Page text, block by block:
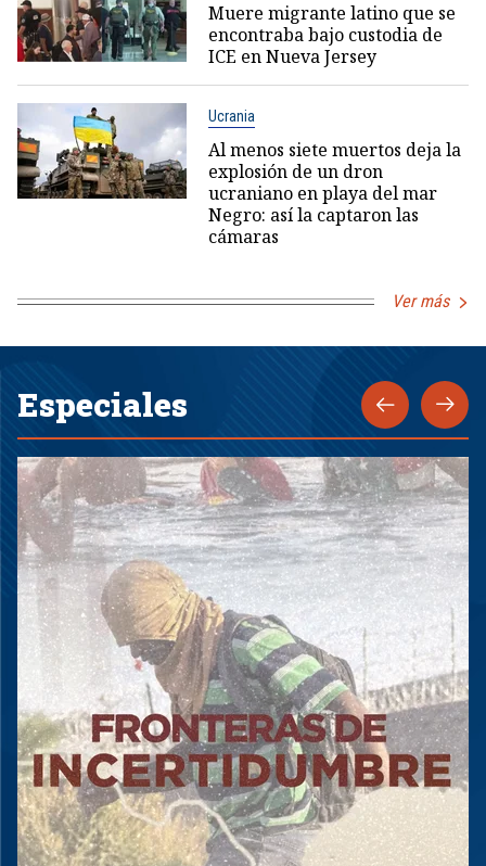
Muere migrante latino que se
encontraba bajo custodia de
ICE en Nueva Jersey
Ucrania
Al menos siete muertos deja la
explosión de un dron
ucraniano en playa del mar
Negro: así la captaron las
cámaras
Ver más
Especiales